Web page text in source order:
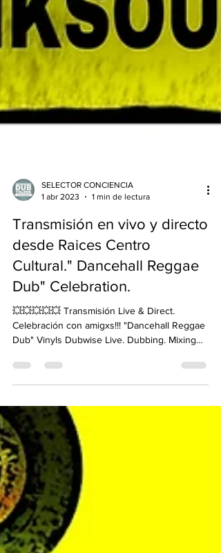
1 abr 2023
1 min de lectura
Transmisión en vivo y directo
desde Raices Centro
Cultural." Dancehall Reggae
Dub" Celebration.
💥💥💥💥💥 Transmisión Live & Direct.
dub. Deejay...